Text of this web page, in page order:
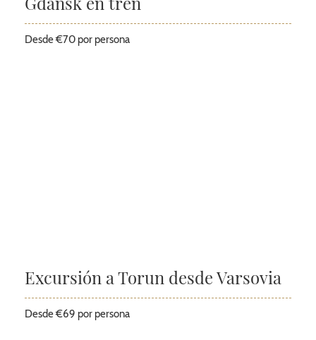
Desde €70 por persona
Excursión a Torun desde Varsovia
Desde €69 por persona